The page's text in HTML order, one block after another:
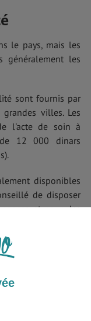
le pays, mais les
généralement les
sont fournis par
villes. Les
l'acte de soin à
12 000 dinars
disponibles
de disposer
et pour des
en raison
n'a été signalée
de la Santé